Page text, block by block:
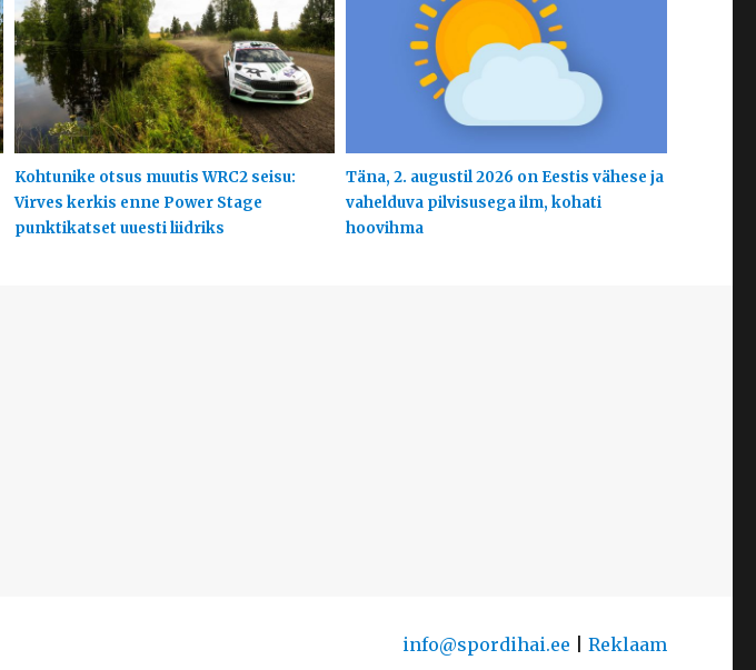
Kohtunike otsus muutis WRC2 seisu:
Virves kerkis enne Power Stage
punktikatset uuesti liidriks
Täna, 2. augustil 2026 on Eestis vähese ja
vahelduva pilvisusega ilm, kohati
hoovihma
info@spordihai.ee Reklaam